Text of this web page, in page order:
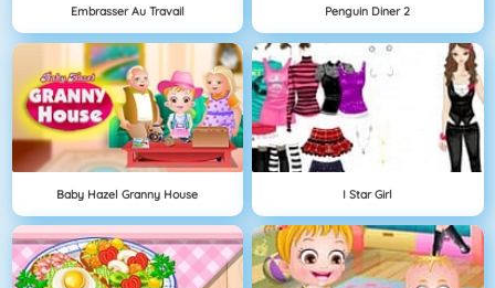
Embrasser Au Travail Penguin Diner 2
Baby Hazel Granny House I Star Girl